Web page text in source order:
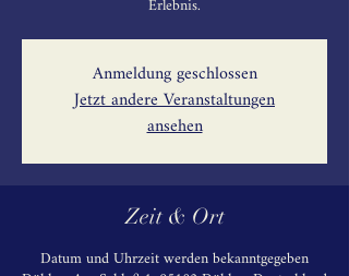
Anmeldung geschlossen
Jetzt andere Veranstaltungen
ansehen
Zeit & Ort
Datum und Uhrzeit werden bekanntgegeben